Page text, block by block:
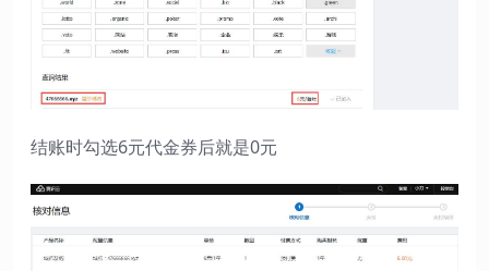
结账时勾选6元代金券后就是0元